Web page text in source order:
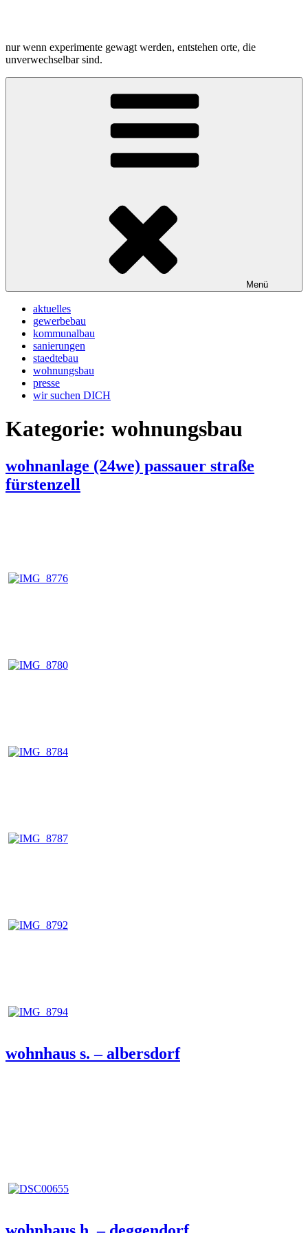
nur wenn experimente gewagt werden, entstehen orte, die
unverwechselbar sind.
Menü
aktuelles
gewerbebau
kommunalbau
sanierungen
staedtebau
wohnungsbau
presse
wir suchen DICH
Kategorie: wohnungsbau
Veröffentlicht
am
wohnanlage (24we) passauer straße
fürstenzell
Veröffentlicht
am
wohnhaus s. – albersdorf
Veröffentlicht